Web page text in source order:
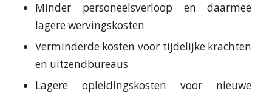
Minder personeelsverloop en daarmee
lagere wervingskosten
Verminderde kosten voor tijdelijke krachten
en uitzendbureaus
Lagere opleidingskosten voor nieuwe